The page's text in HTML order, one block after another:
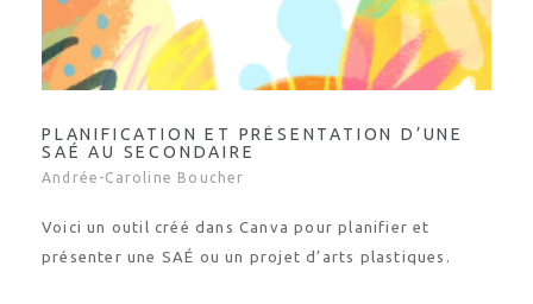
PLANIFICATION ET PRÉSENTATION D’UNE
SAÉ AU SECONDAIRE
Andrée-Caroline Boucher
Voici un outil créé dans Canva pour planifier et
présenter une SAÉ ou un projet d’arts plastiques.